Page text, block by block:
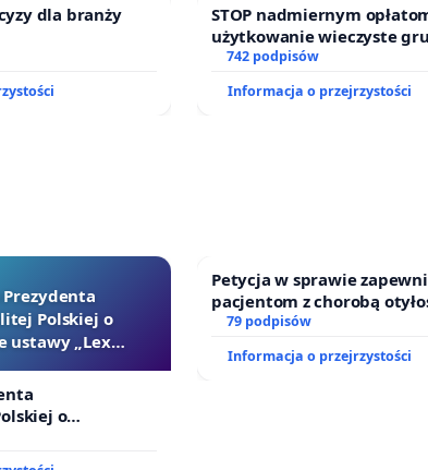
dla branży
STOP nadmiernym
użytkowanie wieczyste
zajmowanych przez
742 podpisów
Informacja o przejrzystości
Polskiej o
ustawy „Lex
o
„Lex Szarlatan”
Petycja w sprawie
pacjentom z chorobą
dostępu do
79 podpisów
Informacja o przejrzystości